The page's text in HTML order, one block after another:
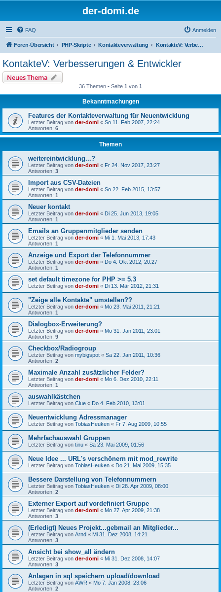
der-domi.de
FAQ Anmelden
Foren-Übersicht PHP-Skripte Kontakteverwaltung KontakteV: Verbesserungen & Entwickler
KontakteV: Verbesserungen & Entwickler
Neues Thema
36 Themen • Seite 1 von 1
Bekanntmachungen
Features der Kontakteverwaltung für Neuentwicklung
Letzter Beitrag von der-domi « So 11. Feb 2007, 22:24
Antworten: 6
Themen
weitereintwicklung...?
Letzter Beitrag von der-domi « Fr 24. Nov 2017, 23:27
Antworten: 3
Import aus CSV-Dateien
Letzter Beitrag von der-domi « So 22. Feb 2015, 13:57
Antworten: 1
Neuer kontakt
Letzter Beitrag von der-domi « Di 25. Jun 2013, 19:05
Antworten: 1
Emails an Gruppenmitglieder senden
Letzter Beitrag von der-domi « Mi 1. Mai 2013, 17:43
Antworten: 1
Anzeige und Export der Telefonnummer
Letzter Beitrag von der-domi « Do 4. Okt 2012, 20:27
Antworten: 1
set default timezone for PHP >= 5.3
Letzter Beitrag von der-domi « Di 13. Mär 2012, 21:31
"Zeige alle Kontakte" umstellen??
Letzter Beitrag von der-domi « Mo 23. Mai 2011, 21:21
Antworten: 1
Dialogbox-Erweiterung?
Letzter Beitrag von der-domi « Mo 31. Jan 2011, 23:01
Antworten: 9
Checkbox/Radiogroup
Letzter Beitrag von mybigspot « Sa 22. Jan 2011, 10:36
Antworten: 2
Maximale Anzahl zusätzlicher Felder?
Letzter Beitrag von der-domi « Mo 6. Dez 2010, 22:11
Antworten: 1
auswahlkästchen
Letzter Beitrag von Clue « Do 4. Feb 2010, 13:01
Neuentwicklung Adressmanager
Letzter Beitrag von TobiasHeuken « Fr 7. Aug 2009, 10:55
Mehrfachauswahl Gruppen
Letzter Beitrag von tinu « Sa 23. Mai 2009, 01:56
Neue Idee ... URL's verschönern mit mod_rewrite
Letzter Beitrag von TobiasHeuken « Do 21. Mai 2009, 15:35
Bessere Darstellung von Telefonnummern
Letzter Beitrag von TobiasHeuken « Di 28. Apr 2009, 08:00
Antworten: 2
Externer Export auf vordefiniert Gruppe
Letzter Beitrag von der-domi « Mo 27. Apr 2009, 21:38
Antworten: 3
(Erledigt) Neues Projekt...gebmail an Mitglieder...
Letzter Beitrag von Arnd « Mi 31. Dez 2008, 14:21
Antworten: 3
Ansicht bei show_all ändern
Letzter Beitrag von der-domi « Mi 31. Dez 2008, 14:07
Antworten: 3
Anlagen in sql speichern upload/download
Letzter Beitrag von AWR « Mo 7. Jan 2008, 23:06
Antworten: 2